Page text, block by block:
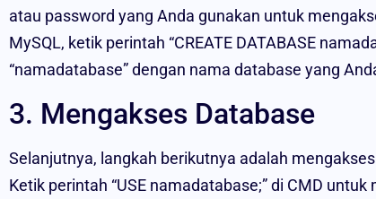
atau password yang Anda gunakan untuk
MySQL, ketik perintah “CREATE DATABASE
“namadatabase” dengan nama database yang
3. Mengakses Database
Selanjutnya, langkah berikutnya adalah
Ketik perintah “USE namadatabase;” di CMD